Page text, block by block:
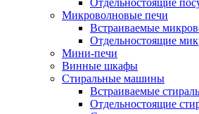
Отдельностоящие
Микроволновые печи
Встраиваемые
Отдельностоящие
Мини-печи
Винные шкафы
Стиральные машины
Встраиваемые
Отдельностоящие